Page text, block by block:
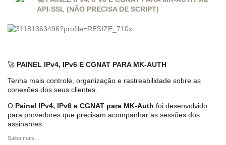
API-SSL (NÃO PRECISA DE SCRIPT)
🚀 PAINEL IPv4, IPv6 E CGNAT PARA MK-AUTH
Tenha mais controle, organização e rastreabilidade sobre as
conexões dos seus clientes.
O Painel IPv4, IPv6 e CGNAT para MK-Auth foi desenvolvido
para provedores que precisam acompanhar as sessões dos
assinantes
Saiba mais…